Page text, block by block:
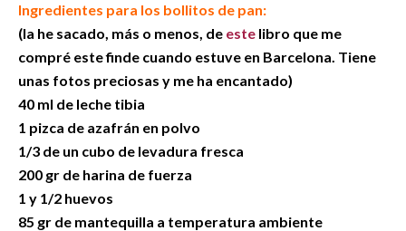
Ingredientes para los bollitos de pan:
(la he sacado, más o menos, de este libro que me
compré este finde cuando estuve en Barcelona. Tiene
unas fotos preciosas y me ha encantado)
40 ml de leche tibia
1 pizca de azafrán en polvo
1/3 de un cubo de levadura fresca
200 gr de harina de fuerza
1 y 1/2 huevos
85 gr de mantequilla a temperatura ambiente